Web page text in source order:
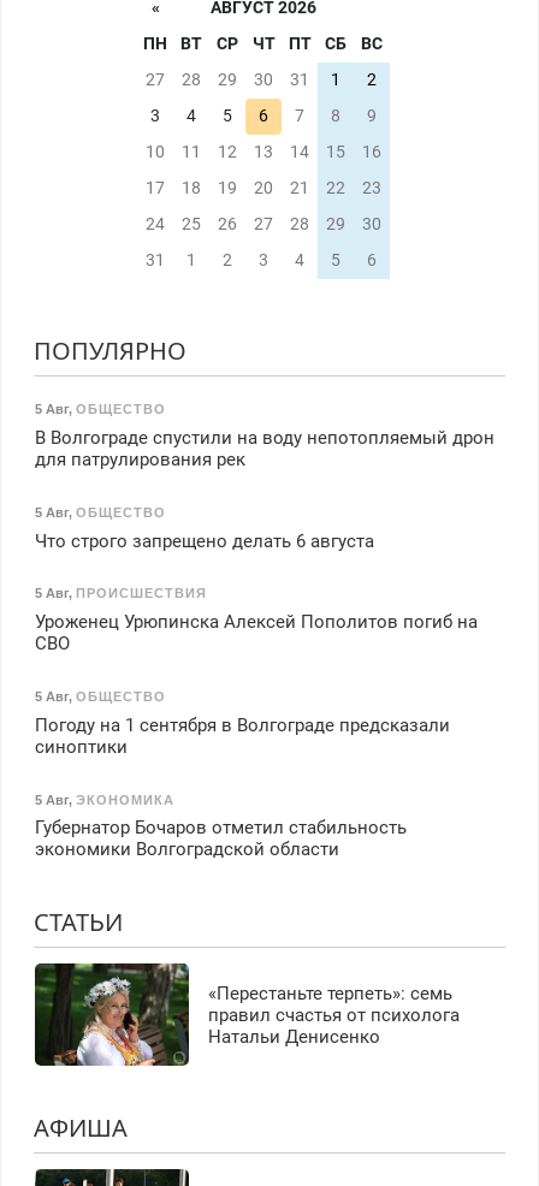
«
АВГУСТ 2026
ПН
ВТ СР ЧТ ПТ СБ
ВС
27
28 29 30 31 1
2
3
4 5 6 7 8
9
10
11 12 13 14 15
16
17
18 19 20 21 22
23
24
25 26 27 28 29
30
31
1 2 3 4 5 6
ПОПУЛЯРНО
5 Авг, ОБЩЕСТВО
В Волгограде спустили на воду непотопляемый дрон
для патрулирования рек
5 Авг, ОБЩЕСТВО
Что строго запрещено делать 6 августа
5 Авг, ПРОИСШЕСТВИЯ
Уроженец Урюпинска Алексей Пополитов погиб на
СВО
5 Авг, ОБЩЕСТВО
Погоду на 1 сентября в Волгограде предсказали
синоптики
5 Авг, ЭКОНОМИКА
Губернатор Бочаров отметил стабильность
экономики Волгоградской области
СТАТЬИ
«Перестаньте терпеть»: семь
правил счастья от психолога
Натальи Денисенко
АФИША